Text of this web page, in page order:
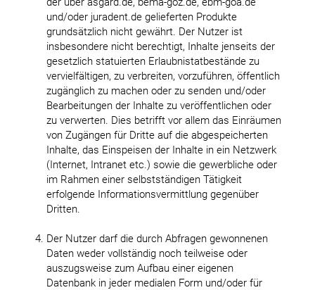
und/oder juradent.de gelieferten Produkte
grundsätzlich nicht gewährt. Der Nutzer ist
insbesondere nicht berechtigt, Inhalte jenseits der
gesetzlich statuierten Erlaubnistatbestände zu
vervielfältigen, zu verbreiten, vorzuführen, öffentlich
zugänglich zu machen oder zu senden und/oder
Bearbeitungen der Inhalte zu veröffentlichen oder
zu verwerten. Dies betrifft vor allem das Einräumen
von Zugängen für Dritte auf die abgespeicherten
Inhalte, das Einspeisen der Inhalte in ein Netzwerk
(Internet, Intranet etc.) sowie die gewerbliche oder
im Rahmen einer selbstständigen Tätigkeit
erfolgende Informationsvermittlung gegenüber
Dritten.
Der Nutzer darf die durch Abfragen gewonnenen
Daten weder vollständig noch teilweise oder
auszugsweise zum Aufbau einer eigenen
Datenbank in jeder medialen Form und/oder für